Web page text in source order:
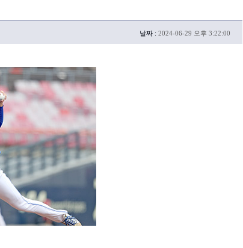
날짜 : 2024-06-29 오후 3:22:00